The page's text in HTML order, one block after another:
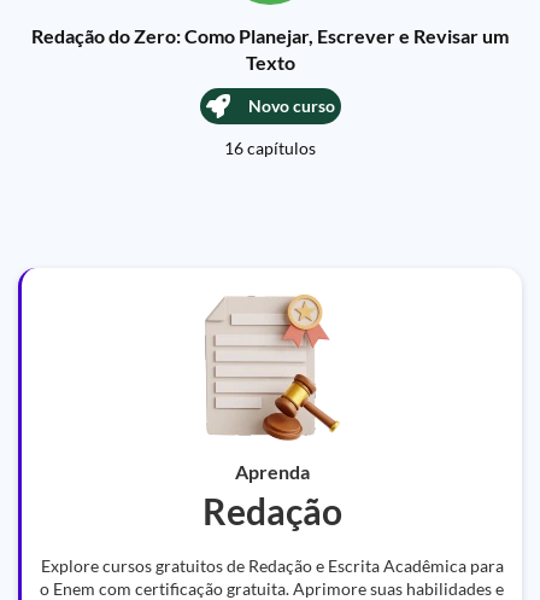
Redação do Zero: Como Planejar, Escrever e Revisar um
Texto
Novo curso
16 capítulos
Aprenda
Redação
Explore cursos gratuitos de Redação e Escrita Acadêmica para
o Enem com certificação gratuita. Aprimore suas habilidades e